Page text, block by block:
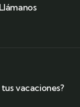
vacaciones?